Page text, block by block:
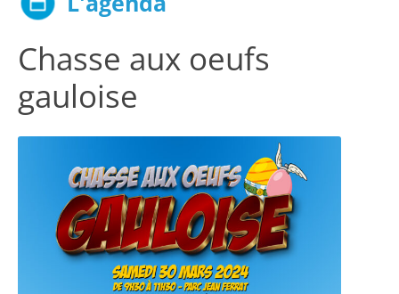
Chasse aux oeufs
gauloise